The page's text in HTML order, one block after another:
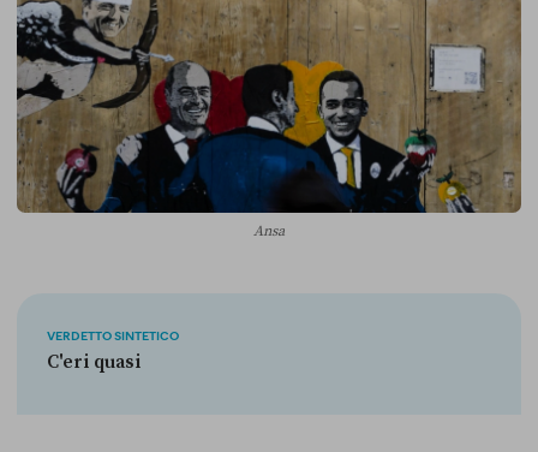
Ansa
VERDETTO SINTETICO
C'eri quasi